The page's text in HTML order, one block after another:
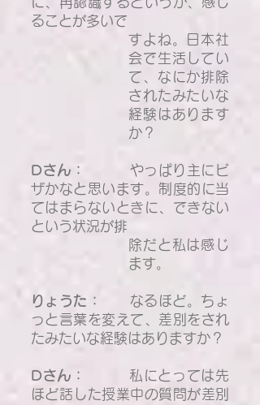
ることが多いで
すよね。日本社
会で生活してい
て、なにか排除
されたみたいな
経験はあります
か？
Dさん：
やっぱり主にビ
ザかなと思います。制度的に当
てはまらないときに、できない
という状況が排
除だと私は感じ
ます。
​ りょうた：
なるほど。ちょ
っと言葉を変えて、差別をされ
たみたいな経験はありますか？
Dさん：
私にとっては先
ほど話した授業中の質問が差別